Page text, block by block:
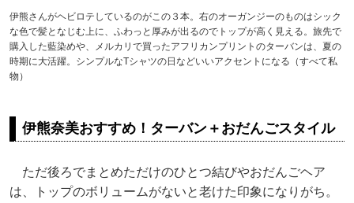
伊熊さんがヘビロテしているのがこの３本。右のオーガンジーのものはシック
な色で髪となじむ上に、ふわっと厚みが出るのでトップが高く見える。旅先で
購入した藍染めや、メルカリで買ったアフリカンプリントのターバンは、夏の
時期に大活躍。シンプルなTシャツの日などいいアクセントになる（すべて私
物）
伊熊奈美おすすめ！ターバン＋おだんごスタイル
ただ後ろでまとめただけのひとつ結びやおだんごヘア
は、トップのボリュームがないと老けた印象になりがち。